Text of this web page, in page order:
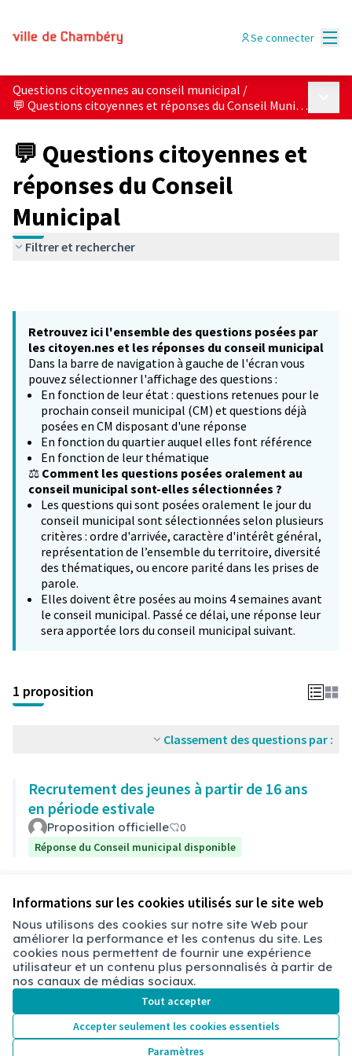
Informations sur les cookies utilisés sur le site web
Nous utilisons des cookies sur notre site Web pour
améliorer la performance et les contenus du site. Les
cookies nous permettent de fournir une expérience
utilisateur et un contenu plus personnalisés à partir de
nos canaux de médias sociaux.
Tout accepter
Accepter seulement les cookies essentiels
Paramètres
Se connecter
Questions citoyennes au conseil municipal /
💬 Questions citoyennes et réponses du Conseil Municipal
💬 Questions citoyennes et
réponses du Conseil
Municipal
Filtrer et rechercher
Retrouvez ici l'ensemble des questions posées par
les citoyen.nes et les réponses du conseil municipal
Dans la barre de navigation à gauche de l'écran vous
pouvez sélectionner l'affichage des questions :
En fonction de leur état : questions retenues pour le
prochain conseil municipal (CM) et questions déjà
posées en CM disposant d'une réponse
En fonction du quartier auquel elles font référence
En fonction de leur thématique
⚖️ Comment les questions posées oralement au
conseil municipal sont-elles sélectionnées ?
Les questions qui sont posées oralement le jour du
conseil municipal sont sélectionnées selon plusieurs
critères : ordre d'arrivée, caractère d'intérêt général,
représentation de l’ensemble du territoire, diversité
des thématiques, ou encore parité dans les prises de
parole.
Elles doivent être posées au moins 4 semaines avant
le conseil municipal. Passé ce délai, une réponse leur
sera apportée lors du conseil municipal suivant.
1 proposition
Classement des questions par :
Recrutement des jeunes à partir de 16 ans
en période estivale
Proposition officielle
0
Réponse du Conseil municipal disponible
Conditions d'utilisation
Paramètres des cookies
Chambéry sur X
(Lien externe)
Chambéry sur Facebook
Chambéry sur Instagram